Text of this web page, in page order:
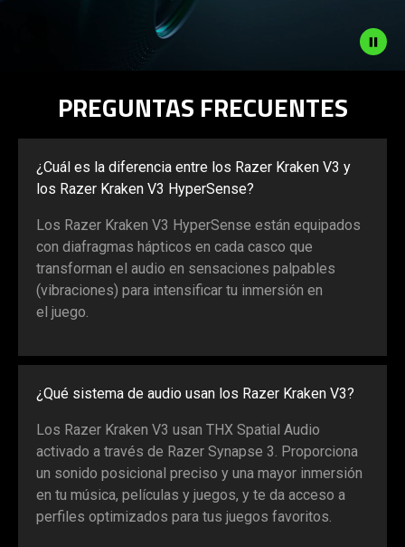
visuals
animation
support
spoken;
provide
additional
information.
PREGUNTAS FRECUENTES
¿Cuál es la diferencia entre los Razer Kraken V3 y
los Razer Kraken V3 HyperSense?
Los Razer Kraken V3 HyperSense están equipados
con diafragmas hápticos en cada casco que
transforman el audio en sensaciones palpables
(vibraciones) para intensificar tu inmersión en
el juego.
¿Qué sistema de audio usan los Razer Kraken V3?
Los Razer Kraken V3 usan THX Spatial Audio
activado a través de Razer Synapse 3. Proporciona
un sonido posicional preciso y una mayor inmersión
en tu música, películas y juegos, y te da acceso a
perfiles optimizados para tus juegos favoritos.